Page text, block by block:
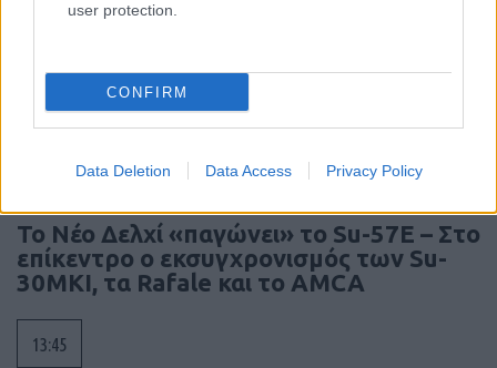
user protection.
CONFIRM
Data Deletion Data Access Privacy Policy
Γερμανία: Συνελήφθη ύποπτος ο οποίος
εταιρίας όπλων
Το Νέο Δελχί «παγώνει» το Su-57E – Στο
επίκεντρο ο εκσυγχρονισμός των Su-
30MKI, τα Rafale και το AMCA
13:45